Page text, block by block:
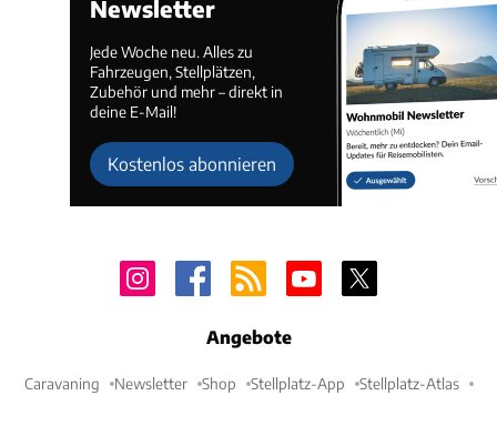
Newsletter
Jede Woche neu. Alles zu
Fahrzeugen, Stellplätzen,
Zubehör und mehr – direkt in
deine E-Mail!
Kostenlos abonnieren
Angebote
Caravaning Newsletter Shop Stellplatz-App Stellplatz-Atlas